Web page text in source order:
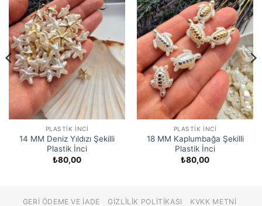
PLASTIK İNCI
14 MM Deniz Yıldızı Şekilli
Plastik İnci
₺80,00
PLASTIK İNCI
18 MM Kaplumbağa Şekilli
Plastik İnci
₺80,00
GERI ÖDEME VE İADE GIZLILIK POLITIKASI
KVKK METNI